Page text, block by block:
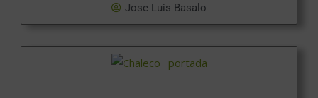
Jose Luis Basalo